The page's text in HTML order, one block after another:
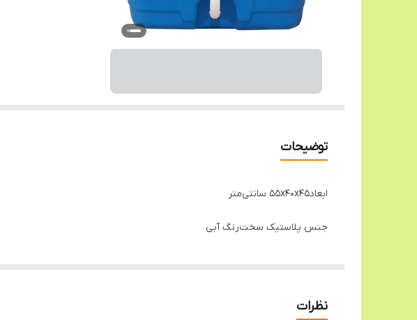
توضیحات
ابعاد۵۵x۴۰x۴۵ سانتی‌متر
جنس پلاستیک سخترنگ آبی
نظرات